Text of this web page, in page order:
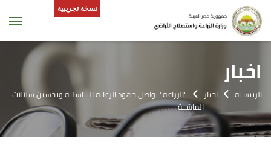
نسخة تجريبية
اخبار
الرئيسية اخبار
"الزراعة" تواصل جهود الرعاية التناسلية وتحسين سلالات
الماشية